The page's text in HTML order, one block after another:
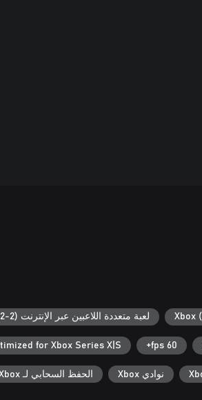
لعبة متعددة اللاعبين عبر الإنترنت (2-2)
60 fps+
for Xbox Series X|S
نوادي Xbox الحفظ السحابي لـ Xbox